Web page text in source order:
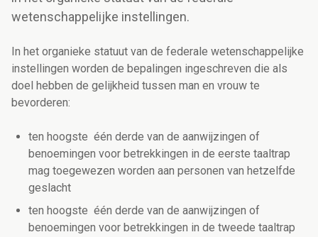
wetenschappelijke instellingen.
In het organieke statuut van de federale wetenschappelijke
instellingen worden de bepalingen ingeschreven die als
doel hebben de gelijkheid tussen man en vrouw te
bevorderen:
ten hoogste één derde van de aanwijzingen of
benoemingen voor betrekkingen in de eerste taaltrap
mag toegewezen worden aan personen van hetzelfde
geslacht
ten hoogste één derde van de aanwijzingen of
benoemingen voor betrekkingen in de tweede taaltrap